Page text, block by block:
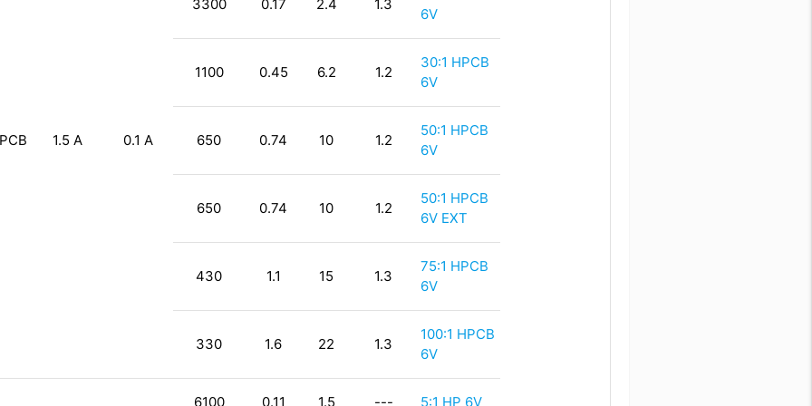
1.5 A 0.1 A
3300 0.17 2.4 1.3
6V
1100 0.45 6.2 1.2
30:1 HPCB
6V
650 0.74 10 1.2
50:1 HPCB
6V
650 0.74 10 1.2
50:1 HPCB
6V EXT
430 1.1 15 1.3
75:1 HPCB
6V
330 1.6 22 1.3
100:1 HPCB
6V
6100 0.11 1.5 --- 5:1 HP 6V